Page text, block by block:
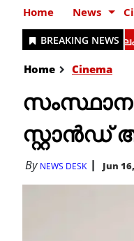
Home News
Home Cinema
സ്റ്റാന്‍ഡ്
By NEWS DESK Jun